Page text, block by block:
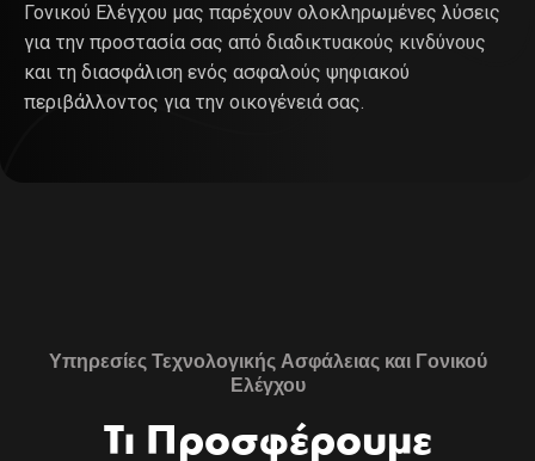
Γονικού Ελέγχου μας παρέχουν ολοκληρωμένες λύσεις
για την προστασία σας από διαδικτυακούς κινδύνους
και τη διασφάλιση ενός ασφαλούς ψηφιακού
περιβάλλοντος για την οικογένειά σας.
Υπηρεσίες Τεχνολογικής Ασφάλειας και Γονικού
Ελέγχου
Τι Προσφέρουμε